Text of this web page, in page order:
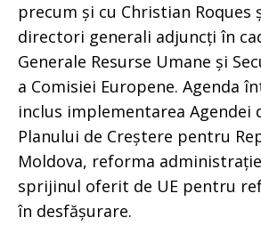
precum și cu Christian Roques
directori generali adjuncți în
Generale Resurse Umane și
a Comisiei Europene. Agenda
inclus implementarea Agendei
Planului de Creștere pentru
Moldova, reforma
sprijinul oferit de UE pentru
în desfășurare.